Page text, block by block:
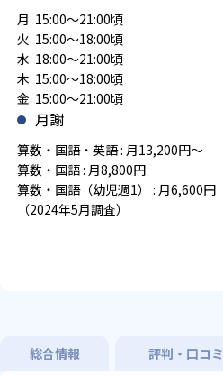
月 15:00～21:00頃
火 15:00～18:00頃
水 18:00～21:00頃
木 15:00～18:00頃
金 15:00～21:00頃
月謝
算数・国語・英語 : 月13,200円～
算数・国語 : 月8,800円
算数・国語（幼児週1） : 月6,600円
（2024年5月調査）
総合情報 評判・口コミ